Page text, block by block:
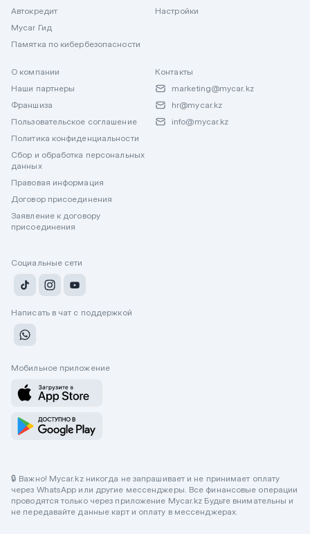
Автокредит
Mycar Гид
Памятка по кибербезопасности
Настройки
О компании
Наши партнеры
Франшиза
Пользовательское соглашение
Политика конфиденциальности
Сбор и обработка персональных
данных
Правовая информация
Договор присоединения
Заявление к договору
присоединения
Контакты
marketing@mycar.kz
hr@mycar.kz
info@mycar.kz
Социальные сети
Написать в чат с поддержкой
Мобильное приложение
🔒 Важно! Mycar.kz никогда не запрашивает и не принимает оплату
через WhatsApp или другие мессенджеры. Все финансовые операции
проводятся только через приложение Mycar.kz Будьте внимательны и
не передавайте данные карт и оплату в мессенджерах.